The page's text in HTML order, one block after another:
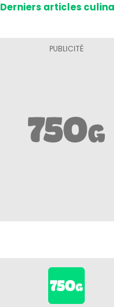
Derniers articles